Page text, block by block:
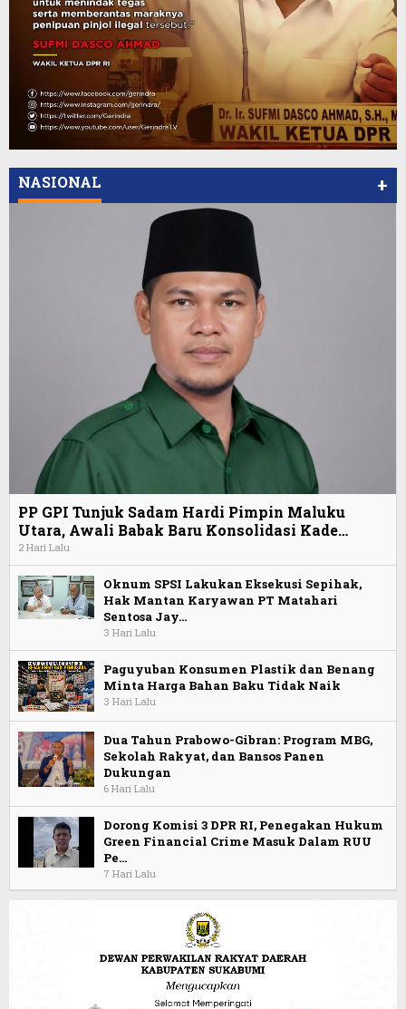
NASIONAL +
PP GPI Tunjuk Sadam Hardi Pimpin Maluku
Utara, Awali Babak Baru Konsolidasi Kade…
2 Hari Lalu
Oknum SPSI Lakukan Eksekusi Sepihak,
Hak Mantan Karyawan PT Matahari
Sentosa Jay…
3 Hari Lalu
Paguyuban Konsumen Plastik dan Benang
Minta Harga Bahan Baku Tidak Naik
3 Hari Lalu
Dua Tahun Prabowo-Gibran: Program MBG,
Sekolah Rakyat, dan Bansos Panen
Dukungan
6 Hari Lalu
Dorong Komisi 3 DPR RI, Penegakan Hukum
Green Financial Crime Masuk Dalam RUU
Pe…
7 Hari Lalu